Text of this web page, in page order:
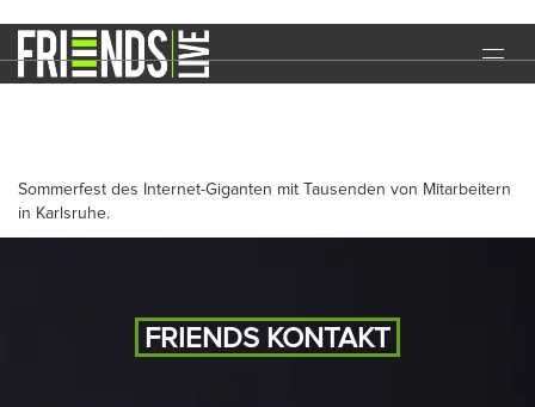
MEDIA
1&1 AG
Sommerfest des Internet-Giganten mit Tausenden von Mitarbeitern
in Karlsruhe.
FRIENDS KONTAKT